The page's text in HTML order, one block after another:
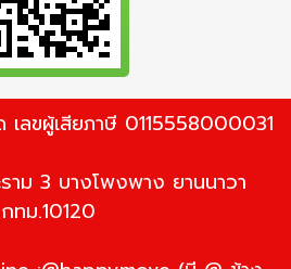
ลขผู้เสียภาษี 0115558000031
าม 3 บางโพงพาง ยานนาวา
กทม.10120